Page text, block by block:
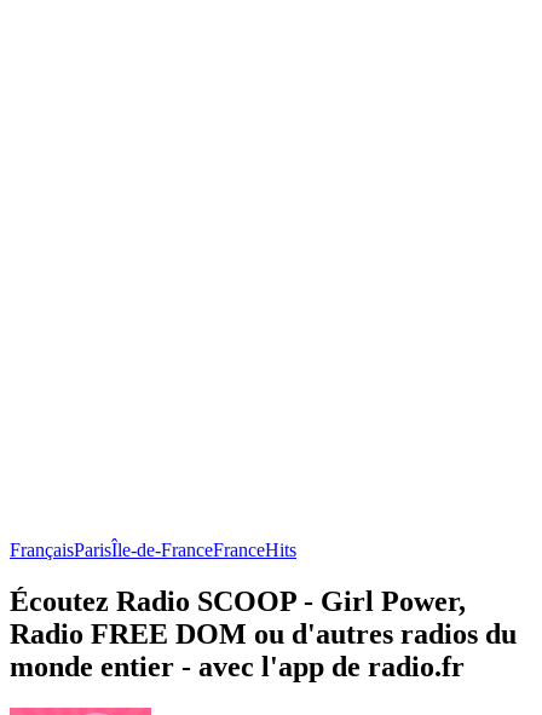
FrançaisParisÎle-de-FranceFranceHits
Écoutez Radio SCOOP - Girl Power,
Radio FREE DOM ou d'autres radios du
monde entier - avec l'app de radio.fr